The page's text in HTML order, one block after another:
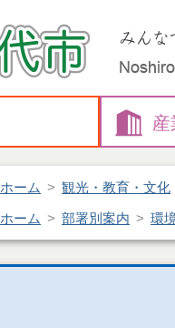
産
ホーム 観光・教育・文化
ホーム 部署別案内 環